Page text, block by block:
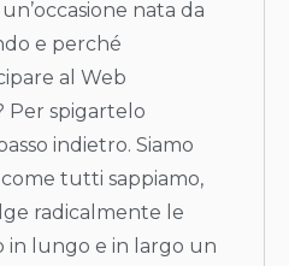
nata da
e perché
al Web
Per spigartelo
indietro. Siamo
tutti sappiamo,
radicalmente le
in lungo e in largo un